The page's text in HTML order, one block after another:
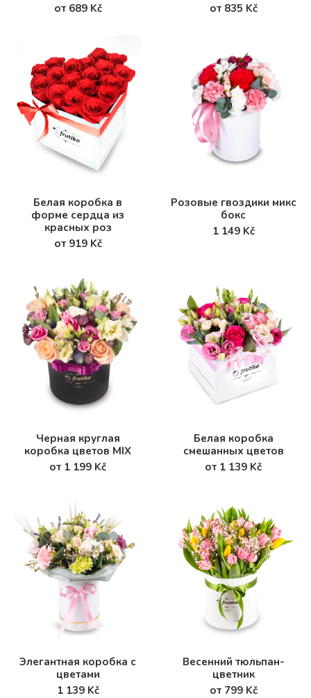
от 689 Kč
от 835 Kč
Белая коробка в
форме сердца из
красных роз
от 919 Kč
Розовые гвоздики микс
бокс
1 149 Kč
Черная круглая
коробка цветов MIX
от 1 199 Kč
Белая коробка
смешанных цветов
от 1 139 Kč
Элегантная коробка с
цветами
1 139 Kč
Весенний тюльпан-
цветник
от 799 Kč